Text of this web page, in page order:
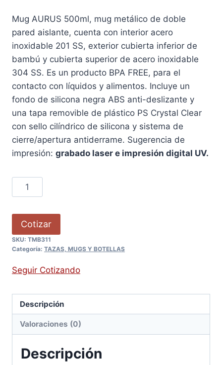
Mug AURUS 500ml, mug metálico de doble
pared aislante, cuenta con interior acero
inoxidable 201 SS, exterior cubierta inferior de
bambú y cubierta superior de acero inoxidable
304 SS. Es un producto BPA FREE, para el
contacto con líquidos y alimentos. Incluye un
fondo de silicona negra ABS anti-deslizante y
una tapa removible de plástico PS Crystal Clear
con sello cilíndrico de silicona y sistema de
cierre/apertura antiderrame. Sugerencia de
impresión: grabado laser e impresión digital UV.
Cotizar
SKU: TMB311
Categoría: TAZAS, MUGS Y BOTELLAS
Seguir Cotizando
Descripción
Valoraciones (0)
Descripción